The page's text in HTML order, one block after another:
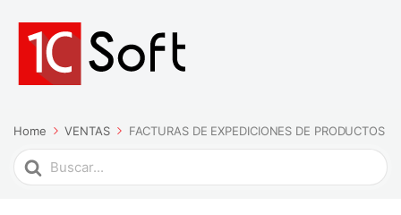
Home VENTAS FACTURAS DE EXPEDICIONES DE PRODUCTOS
Search
For